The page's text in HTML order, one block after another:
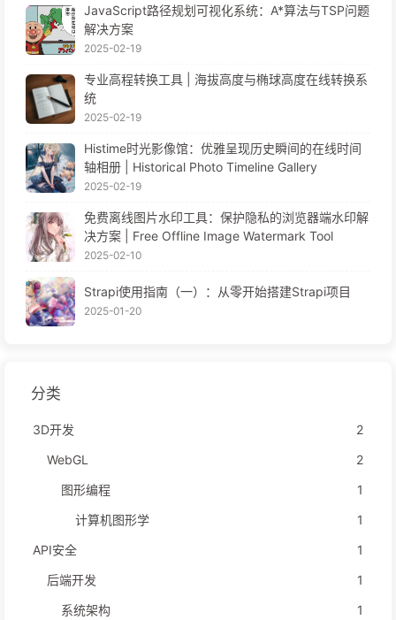
JavaScript路径规划可视化系统：A*算法与TSP问题
解决方案
2025-02-19
专业高程转换工具 | 海拔高度与椭球高度在线转换系
统
2025-02-19
Histime时光影像馆：优雅呈现历史瞬间的在线时间
轴相册 | Historical Photo Timeline Gallery
2025-02-19
免费离线图片水印工具：保护隐私的浏览器端水印解
决方案 | Free Offline Image Watermark Tool
2025-02-10
Strapi使用指南（一）：从零开始搭建Strapi项目
2025-01-20
分类
3D开发
2
WebGL
2
图形编程
1
计算机图形学
1
API安全
1
后端开发
1
系统架构
1